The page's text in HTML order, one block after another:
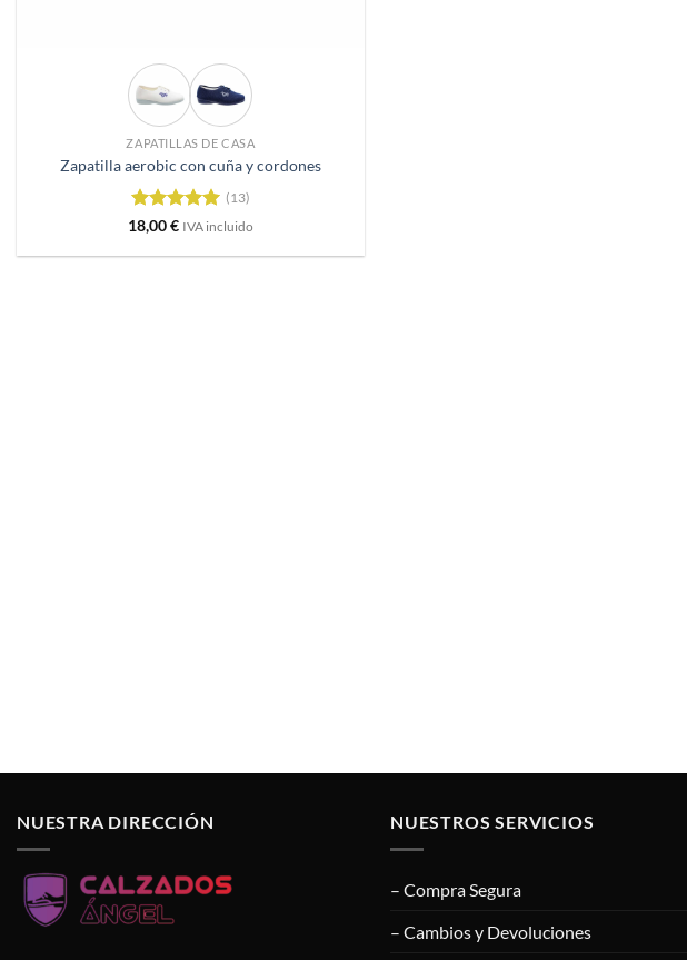
ZAPATILLAS DE CASA
Zapatilla aerobic con cuña y cordones
Valorado
de 5
(13)
18,00€ IVA incluido
NUESTRA DIRECCIÓN NUESTROS SERVICIOS
– Compra Segura
– Cambios y Devoluciones